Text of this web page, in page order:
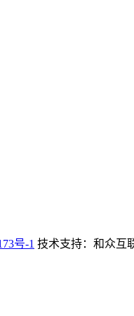
号-1 技术支持：和众互